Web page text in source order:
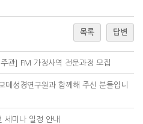
목록 답변
관] FM 가정사역 전문과정 모집
성경연구원과 함께해 주신 분들입니
세미나 일정 안내